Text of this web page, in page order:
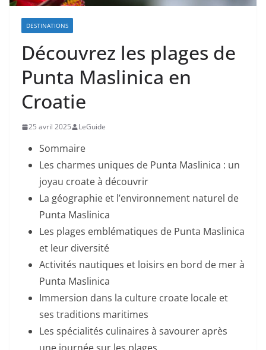
DESTINATIONS
Découvrez les plages de
Punta Maslinica en
Croatie
25 avril 2025 LeGuide
Sommaire
Les charmes uniques de Punta Maslinica : un
joyau croate à découvrir
La géographie et l’environnement naturel de
Punta Maslinica
Les plages emblématiques de Punta Maslinica
et leur diversité
Activités nautiques et loisirs en bord de mer à
Punta Maslinica
Immersion dans la culture croate locale et
ses traditions maritimes
Les spécialités culinaires à savourer après